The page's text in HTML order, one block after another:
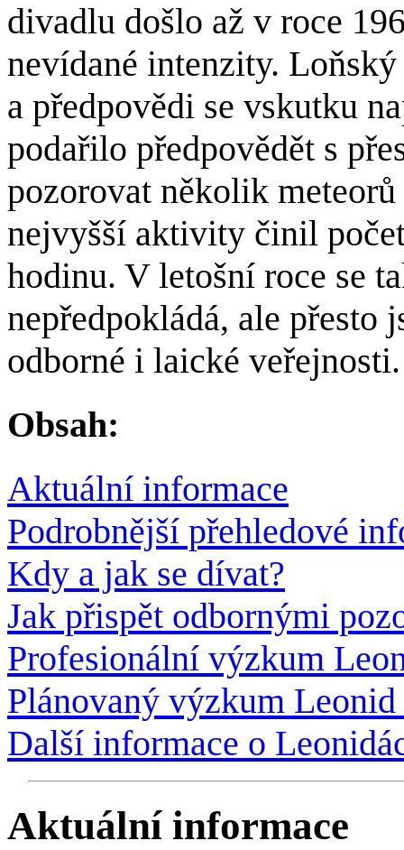
divadlu došlo až v roce
nevídané intenzity.
a předpovědi se vskutku
podařilo předpovědět s
pozorovat několik
nejvyšší aktivity činil
hodinu. V letošní roce se
nepředpokládá, ale přesto
odborné i laické veřejnosti.
Obsah:
Aktuální informace
Podrobnější přehledové
Kdy a jak se dívat?
Jak přispět odbornými
Profesionální výzkum
Plánovaný výzkum Leonid
Další informace o
Aktuální informace